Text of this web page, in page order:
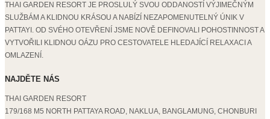
THAI GARDEN RESORT JE PROSLULÝ SVOU ODDANOSTÍ VÝJIMEČNÝM
SLUŽBÁM A KLIDNOU KRÁSOU A NABÍZÍ NEZAPOMENUTELNÝ ÚNIK V
PATTAYI. OD SVÉHO OTEVŘENÍ JSME NOVĚ DEFINOVALI POHOSTINNOST A
VYTVOŘILI KLIDNOU OÁZU PRO CESTOVATELE HLEDAJÍCÍ RELAXACI A
OMLAZENÍ.
NAJDĚTE NÁS
THAI GARDEN RESORT
179/168 M5 NORTH PATTAYA ROAD, NAKLUA, BANGLAMUNG, CHONBURI